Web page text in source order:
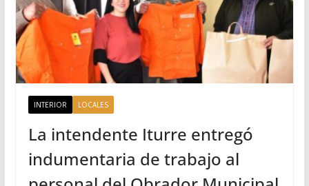
INTERIOR LOCALES
La intendente Iturre entregó
indumentaria de trabajo al